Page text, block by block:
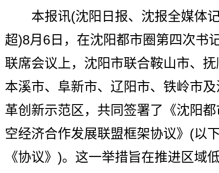
本报讯(沈阳日报、沈报全媒体
超)8月6日，在沈阳都市圈第四次书
联席会议上，沈阳市联合鞍山市、
本溪市、阜新市、辽阳市、铁岭市
革创新示范区，共同签署了《沈阳
空经济合作发展联盟框架协议》(以
《协议》)。这一举措旨在推进区域